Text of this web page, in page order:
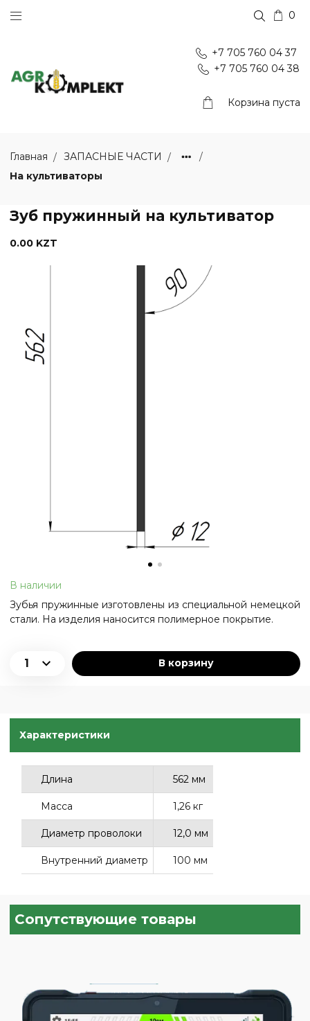
0
+7 705 760 04 37
+7 705 760 04 38
Корзина пуста
Главная
ЗАПАСНЫЕ ЧАСТИ
На культиваторы
Зуб пружинный на культиватор
В наличии
0.00 KZT
Зубья пружинные изготовлены из специальной немецкой
стали. На изделия наносится полимерное покрытие.
В корзину
Характеристики
Длина 562 мм
Масса 1,26 кг
Диаметр проволоки 12,0 мм
Внутренний диаметр 100 мм
Сопутствующие товары